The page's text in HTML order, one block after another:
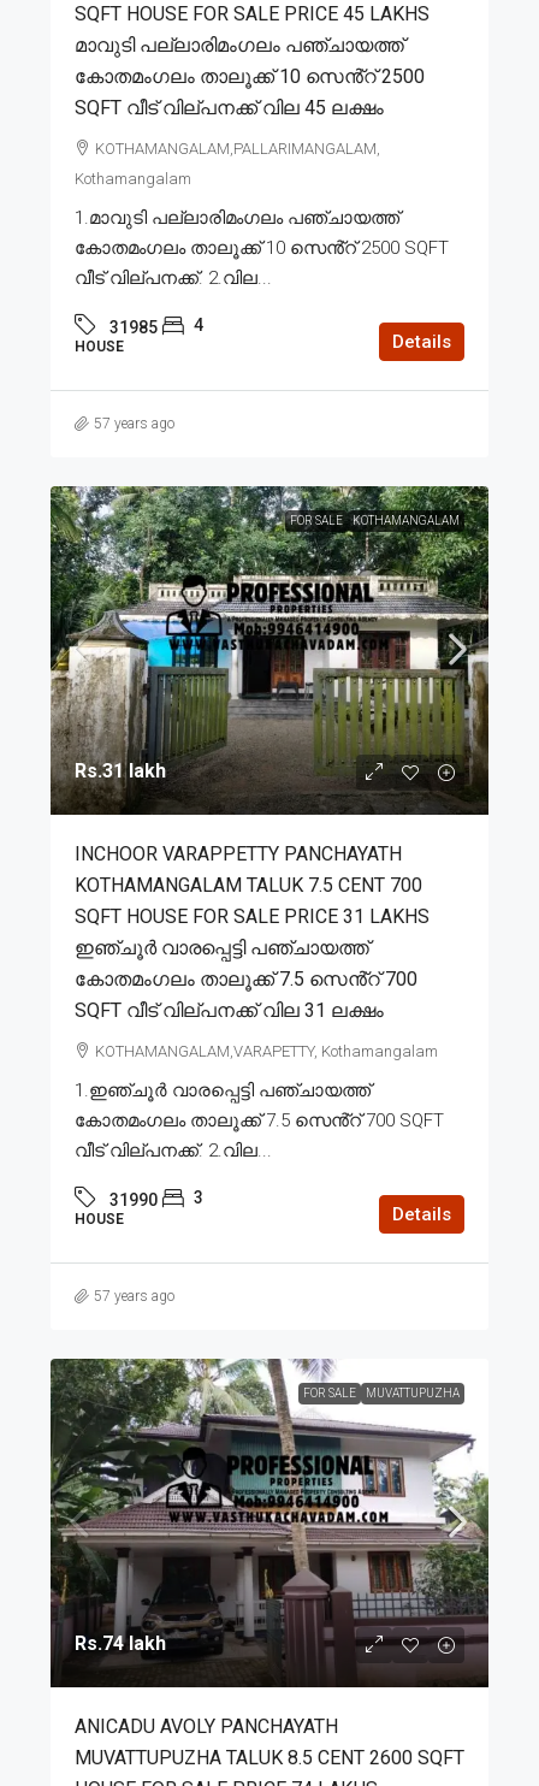
SQFT HOUSE FOR SALE PRICE 45 LAKHS
മാവുടി പല്ലാരിമംഗലം പഞ്ചായത്ത്
കോതമംഗലം താലൂക്ക് 10 സെൻ്റ് 2500
SQFT വീട് വില്പനക്ക് വില 45 ലക്ഷം
KOTHAMANGALAM,PALLARIMANGALAM,
Kothamangalam
1.മാവുടി പല്ലാരിമംഗലം പഞ്ചായത്ത്
കോതമംഗലം താലൂക്ക് 10 സെൻ്റ് 2500 SQFT
വീട് വില്പനക്ക്. 2.വില...
31985 4
HOUSE Details
57 years ago
FOR SALE KOTHAMANGALAM
Rs.31 lakh
INCHOOR VARAPPETTY PANCHAYATH
KOTHAMANGALAM TALUK 7.5 CENT 700
SQFT HOUSE FOR SALE PRICE 31 LAKHS
ഇഞ്ചൂർ വാരപ്പെട്ടി പഞ്ചായത്ത്
കോതമംഗലം താലൂക്ക് 7.5 സെൻ്റ് 700
SQFT വീട് വില്പനക്ക് വില 31 ലക്ഷം
KOTHAMANGALAM,VARAPETTY, Kothamangalam
1.ഇഞ്ചൂർ വാരപ്പെട്ടി പഞ്ചായത്ത്
കോതമംഗലം താലൂക്ക് 7.5 സെൻ്റ് 700 SQFT
വീട് വില്പനക്ക്. 2.വില...
31990 3
HOUSE Details
57 years ago
FOR SALE MUVATTUPUZHA
Rs.74 lakh
ANICADU AVOLY PANCHAYATH
MUVATTUPUZHA TALUK 8.5 CENT 2600 SQFT